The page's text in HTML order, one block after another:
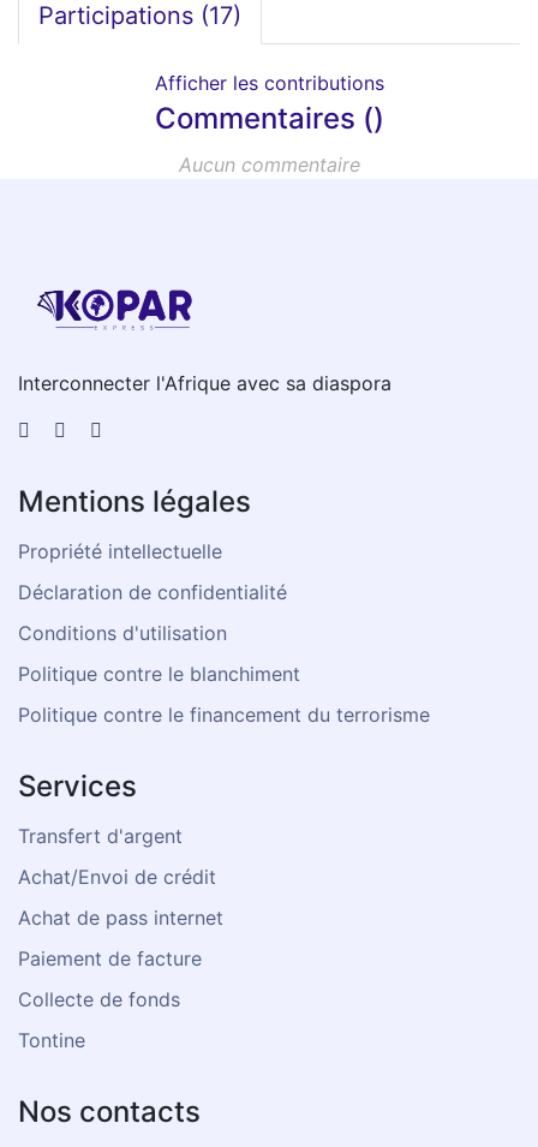
Participations (17)
Afficher les contributions
Commentaires ()
Aucun commentaire
Interconnecter l'Afrique avec sa diaspora
Mentions légales
Propriété intellectuelle
Déclaration de confidentialité
Conditions d'utilisation
Politique contre le blanchiment
Politique contre le financement du terrorisme
Services
Transfert d'argent
Achat/Envoi de crédit
Achat de pass internet
Paiement de facture
Collecte de fonds
Tontine
Nos contacts